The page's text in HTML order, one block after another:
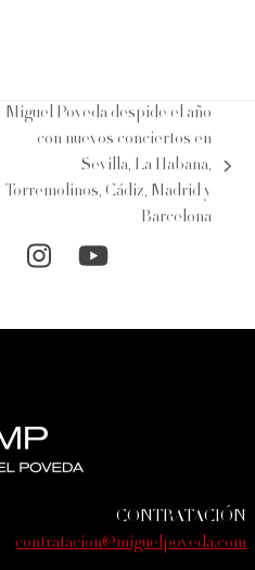
Miguel Poveda despide el año
con nuevos conciertos en
Sevilla, La Habana,
Torremolinos, Cádiz, Madrid y
Barcelona
Instagram
YouTube
CONTRATACIÓN
contratacion@miguelpoveda.com